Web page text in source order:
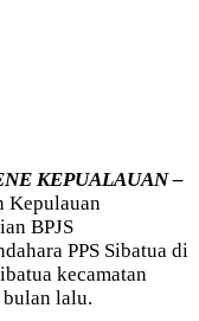
KEPUALAUAN –
Kepulauan
BPJS
PPS Sibatua di
kecamatan
bulan lalu.